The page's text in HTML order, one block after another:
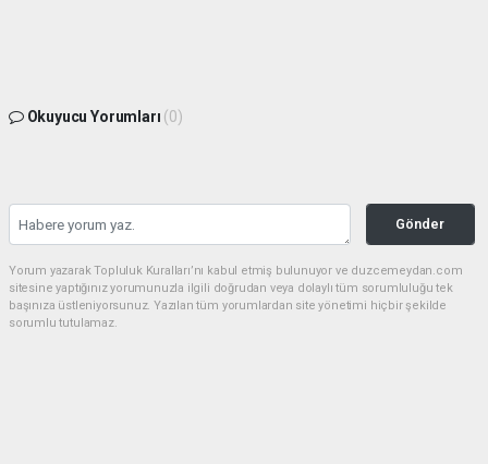
Okuyucu Yorumları (0)
Gönder
Yorum yazarak Topluluk Kuralları’nı kabul etmiş bulunuyor ve duzcemeydan.com
sitesine yaptığınız yorumunuzla ilgili doğrudan veya dolaylı tüm sorumluluğu tek
başınıza üstleniyorsunuz. Yazılan tüm yorumlardan site yönetimi hiçbir şekilde
sorumlu tutulamaz.